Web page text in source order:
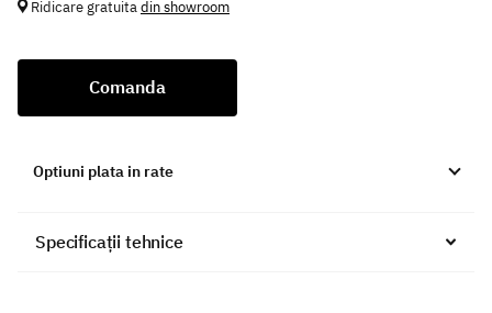
Ridicare gratuitadin showroom
Comanda
Optiuni plata in rate
Specificații tehnice